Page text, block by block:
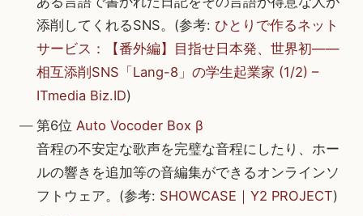
添削してくれるSNS。(参考:ひとりで作るネット
サービス：【番外編】目指せ日本発、世界初——
相互添削SNS「Lang-8」の学生起業家 (1/2) –
ITmedia Biz.ID)
第6位 Auto Vocoder Box β
音程の不安定な歌声を完璧な音程にしたり、ホー
ルの響きを追加等の音編集ができるオンラインソ
フトウェア。(参考: SHOWCASE｜Y2 PROJECT)